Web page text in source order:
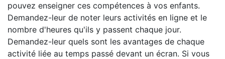
pouvez enseigner ces compétences à vos enfants.
Demandez-leur de noter leurs activités en ligne et le
nombre d'heures qu'ils y passent chaque jour.
Demandez-leur quels sont les avantages de chaque
activité liée au temps passé devant un écran. Si vous